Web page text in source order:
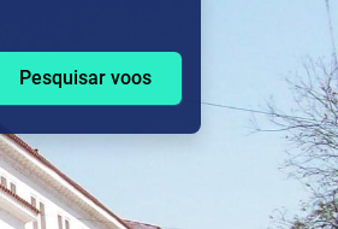
Pesquisar voos